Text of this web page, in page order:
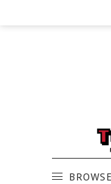
BROWSE